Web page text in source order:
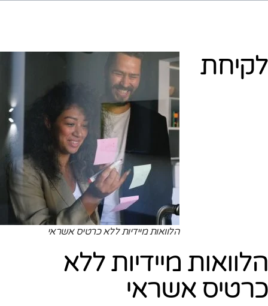
הלוואות מיידיות ללא כרטיס אשראי
לקיחת
הלוואות מיידיות ללא
כרטיס אשראי